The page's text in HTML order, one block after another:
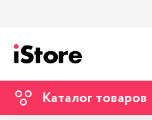
Каталог товаров